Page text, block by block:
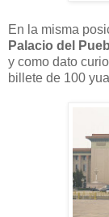
En la misma
Palacio del
y como dato
billete de 100